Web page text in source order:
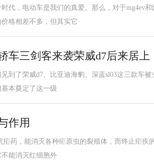
代，电动车是我们的真爱。那么，对于mg4ev
格相差不多，但其实它
车三剑客来袭荣威d7后来居上
到了荣威d7、比亚迪海豹、深蓝sl03这三款车
本奠定了这一级
作用
疟药，能消灭各种疟原虫的裂殖体，而终止疟疾
能消灭红细胞外